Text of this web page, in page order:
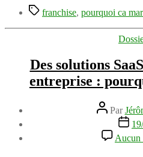
Étiquettes
franchise, pourquoi ca
Des solutions
entreprise :
Auteur
de
l’article
Par
Date
Aucun